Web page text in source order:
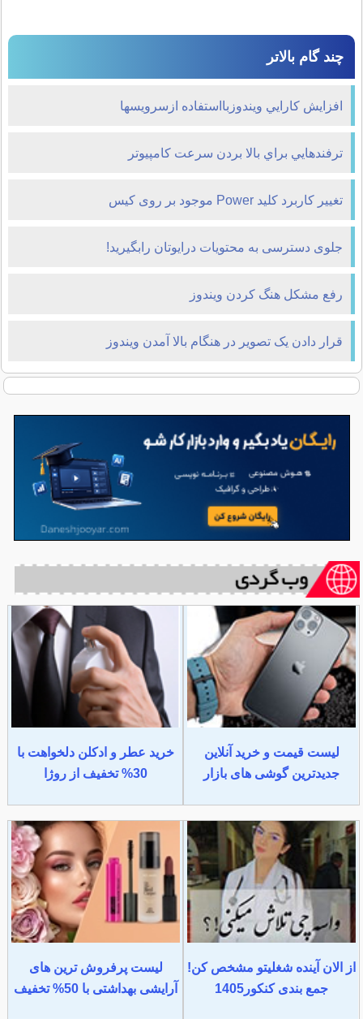
چند گام بالاتر
افزايش كارايي ويندوزبااستفاده ازسرويسها
ترفندهايي براي بالا بردن سرعت کامپیوتر
تغییر کاربرد کلید Power موجود بر روی کیس
جلوی دسترسی به محتویات درایوتان رابگیرید!
رفع مشکل هنگ کردن ویندوز
قرار دادن یک تصوير در هنگام بالا آمدن ويندوز
لیست قیمت و خرید آنلاین
جدیدترین گوشی های بازار
خرید عطر و ادکلن دلخواهت با
30% تخفیف از روژا
از الان آینده شغلیتو مشخص کن!
جمع بندی کنکور1405
لیست پرفروش ترین های
آرایشی بهداشتی با 50% تخفیف